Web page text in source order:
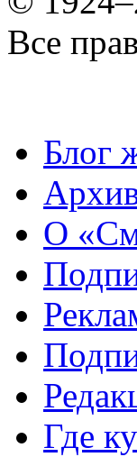
Все
Блог
О
Где